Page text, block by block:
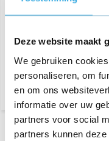
Deze website maakt
We gebruiken
personaliseren, om
en om ons
informatie over uw
partners voor social
partners kunnen
dinsdag
Wanneer je op zoek